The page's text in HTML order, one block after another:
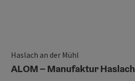
Haslach an der Mühl
ALOM – Manufaktur Haslach